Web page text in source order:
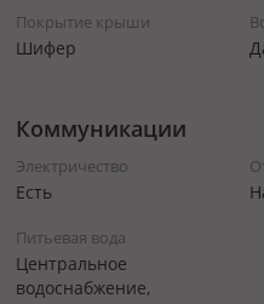
Покрытие крыши
Шифер
Коммуникации
Электричество
Есть
Питьевая вода
Центральное
водоснабжение,